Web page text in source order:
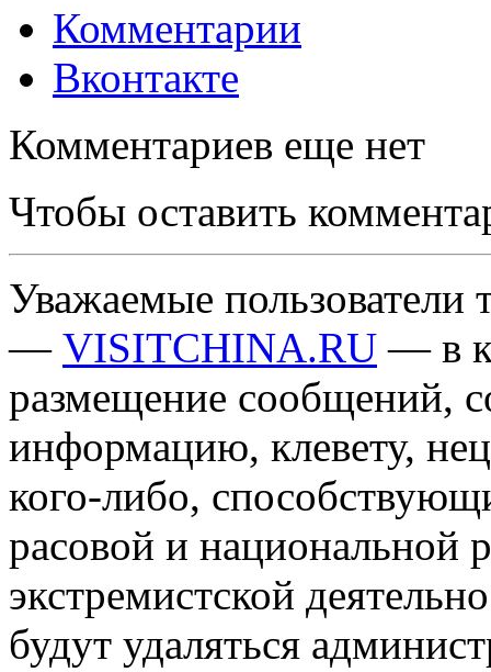
Комментарии
Вконтакте
Комментариев еще нет
Чтобы оставить
Уважаемые пользователи
— VISITCHINA.RU — в
размещение сообщений,
информацию, клевету,
кого-либо,
расовой и национальной
экстремистской
будут удаляться